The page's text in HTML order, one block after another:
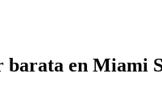
barata en Miami